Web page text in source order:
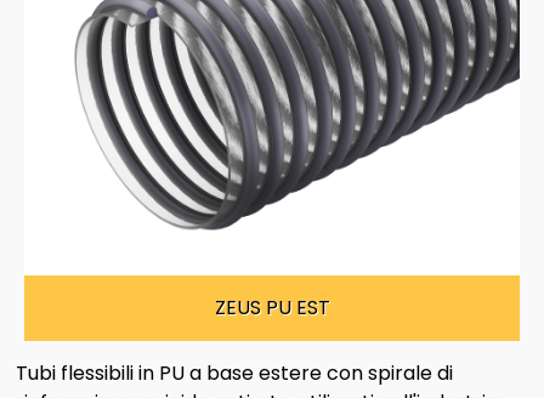
ZEUS PU EST
Tubi flessibili in PU a base estere con spirale di